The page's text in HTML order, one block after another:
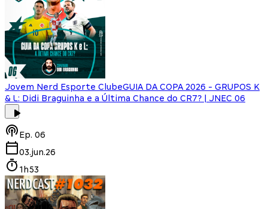
Jovem Nerd Esporte ClubeGUIA DA COPA 2026 - GRUPOS K
& L: Didi Braguinha e a Última Chance do CR7? | JNEC 06
Ep. 06
03.jun.26
1h53